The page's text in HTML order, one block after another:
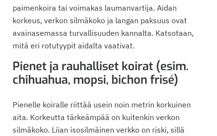
paimenkoira tai voimakas laumanvartija. Aidan
korkeus, verkon silmäkoko ja langan paksuus ovat
avainasemassa turvallisuuden kannalta. Katsotaan,
mitä eri rotutyypit aidalta vaativat.
Pienet ja rauhalliset koirat (esim.
chihuahua, mopsi, bichon frisé)
Pienelle koiralle riittää usein noin metrin korkuinen
aita. Korkeutta tärkeämpää on kuitenkin verkon
silmäkoko. Liian isosilmäinen verkko on riski, sillä